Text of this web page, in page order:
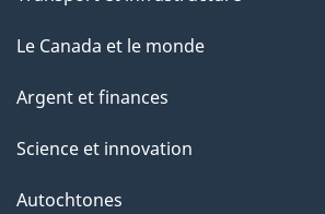
Le Canada et le monde
Argent et finances
Science et innovation
Autochtones